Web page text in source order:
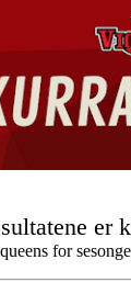
er
for